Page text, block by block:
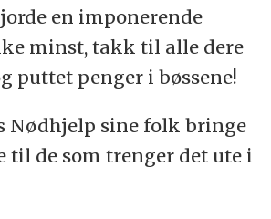
en imponerende
minst, takk til alle dere
puttet penger i bøssene!
Nødhjelp sine folk bringe
til de som trenger det ute i